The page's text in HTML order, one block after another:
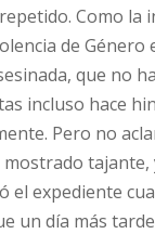
Como la
de
que no
incluso hace
Pero no
el expediente
un día más